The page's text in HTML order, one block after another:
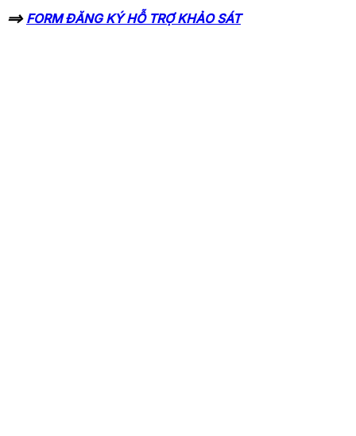
==> FORM ĐĂNG KÝ HỖ TRỢ KHẢO SÁT